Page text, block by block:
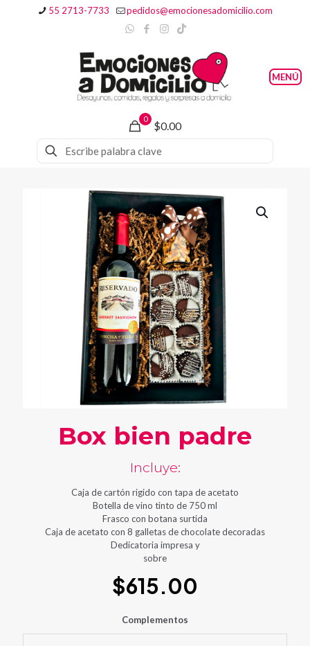
55 2713-7733 pedidos@emocionesadomicilio.com
0
$0.00
Box bien padre
Incluye:
Caja de cartón rigido con tapa de acetato
Botella de vino tinto de 750 ml
Frasco con botana surtida
Caja de acetato con 8 galletas de chocolate decoradas
Dedicatoria impresa y
sobre
$615.00
Complementos